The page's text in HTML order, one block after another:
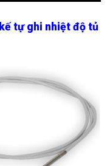
tự ghi nhiệt độ tủ